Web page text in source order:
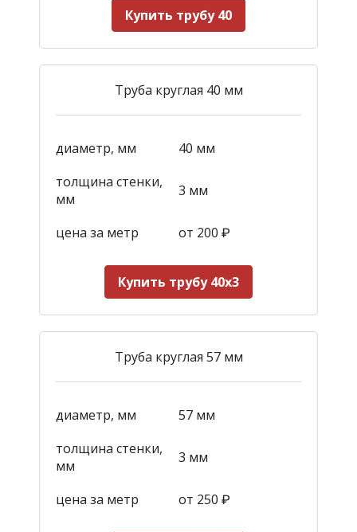
Купить трубу 40
Труба круглая 40 мм
диаметр, мм
40 мм
толщина стенки,
мм
3 мм
цена за метр от 200 ₽
Купить трубу 40х3
Труба круглая 57 мм
диаметр, мм
57 мм
толщина стенки,
мм
3 мм
цена за метр от 250 ₽